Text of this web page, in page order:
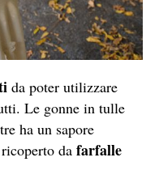
da poter utilizzare
Le gonne in tulle
ha un sapore
da farfalle